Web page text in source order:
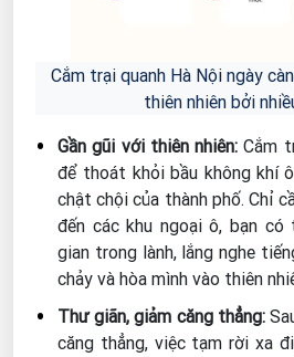
Cắm trại quanh Hà Nội ngày
thiên nhiên bởi
Gần gũi với thiên nhiên: Cắm
để thoát khỏi bầu không khí
chật chội của thành phố. Chỉ
đến các khu ngoại ô, bạn
gian trong lành, lắng nghe
chảy và hòa mình vào thiên
Thư giãn, giảm căng thẳng:
căng thẳng, việc tạm rời xa